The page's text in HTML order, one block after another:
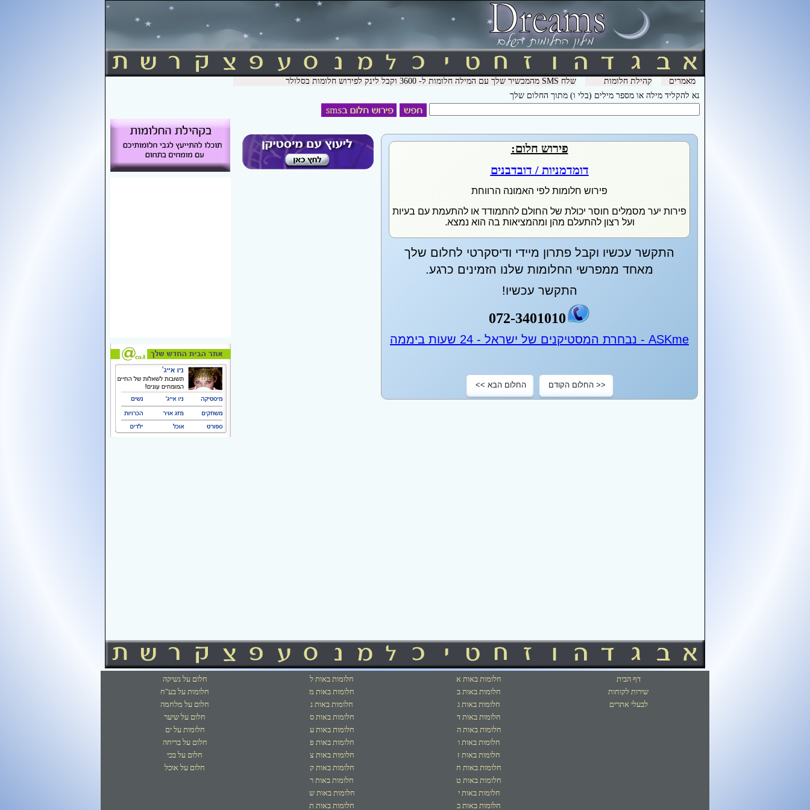
מאמרים קהילת חלומות
שלח SMS מהמכשיר שלך עם המילה חלומות ל- 3600 וקבל לינק לפירוש חלומות בסלולר
נא להקליד מילה או מספר מילים (בלי ו) מתוך החלום שלך
פירוש חלום:
דומדמניות / דובדבנים
פירוש חלומות לפי האמונה הרווחת
פירות יער מסמלים חוסר יכולת של החולם להתמודד או להתעמת עם בעיות
ועל רצון להתעלם מהן ומהמציאות בה הוא נמצא.
התקשר עכשיו וקבל פתרון מיידי ודיסקרטי לחלום שלך
מאחד ממפרשי החלומות שלנו הזמינים כרגע.
התקשר עכשיו!
072-3401010
ASKme - נבחרת המסטיקנים של ישראל - 24 שעות ביממה
<< החלום הקודם החלום הבא >>
דף הבית
שירות לקוחות
לבעלי אתרים
חלומות באות א
חלומות באות ב
חלומות באות ג
חלומות באות ד
חלומות באות ה
חלומות באות ו
חלומות באות ז
חלומות באות ח
חלומות באות ט
חלומות באות י
חלומות באות כ
חלומות באות ל
חלומות באות מ
חלומות באות נ
חלומות באות ס
חלומות באות ע
חלומות באות פ
חלומות באות צ
חלומות באות ק
חלומות באות ר
חלומות באות ש
חלומות באות ת
חלום על נשיקה
חלומות על בע"ח
חלום על מלחמה
חלום על שיער
חלומות על ים
חלום על בריחה
חלום על בכי
חלום על אוכל